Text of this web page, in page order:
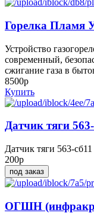
Горелка Пламя
Устройство
современный,
сжигание газа в
8500р
Купить
Датчик тяги
Датчик тяги 563-сб11
200р
под заказ
ОГШН